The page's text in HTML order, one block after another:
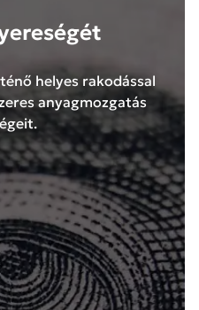
helyes rakodással
anyagmozgatás